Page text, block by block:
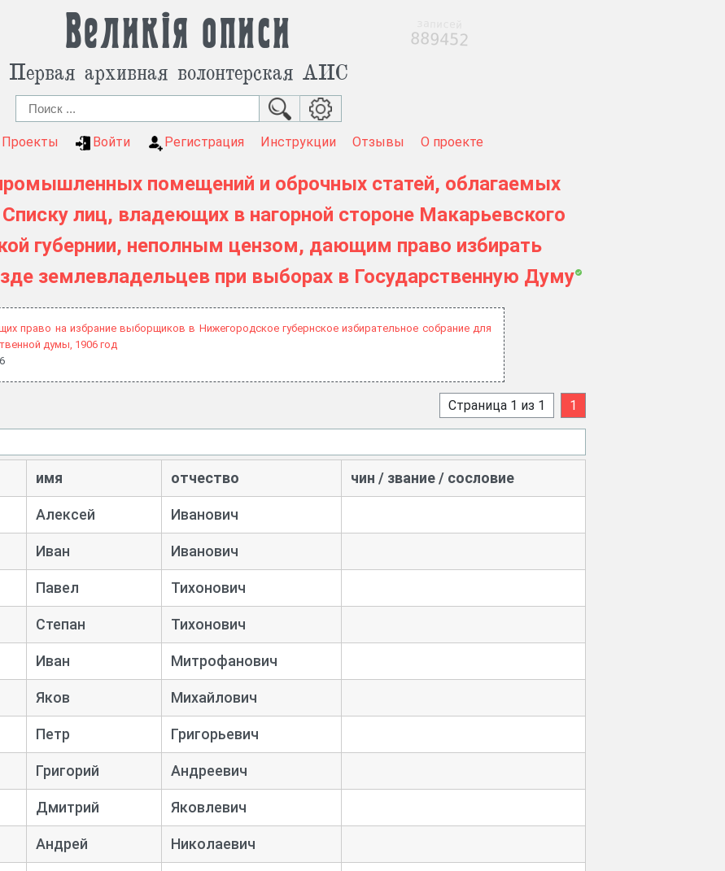
Великія описи
Первая архивная волонтерская АИС
Проекты Войти Регистрация Инструкции Отзывы О проекте
помещений и оброчных статей, облагаемых
лиц, владеющих в нагорной стороне Макарьевского
губернии, неполным цензом, дающим право избирать
землевладельцев при выборах в Государственную Думу
право на избрание выборщиков в Нижегородское губернское избирательное собрание для
думы, 1906 год
Страница 1 из 1 1
имя отчество чин / звание / сословие
Алексей Иванович
Иван Иванович
Павел Тихонович
Степан Тихонович
Иван Митрофанович
Яков Михайлович
Петр Григорьевич
Григорий Андреевич
Дмитрий Яковлевич
Андрей Николаевич
889452